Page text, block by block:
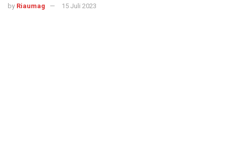
by Riaumag 15 Juli 2023